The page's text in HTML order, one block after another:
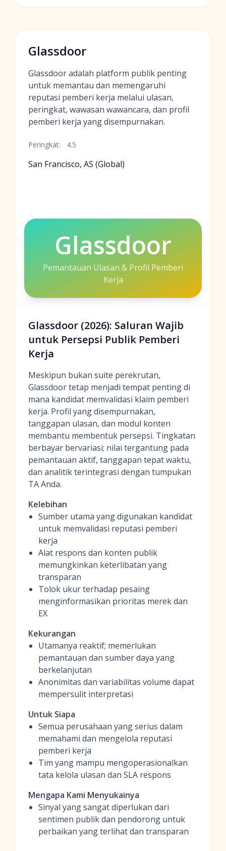
Glassdoor
Glassdoor adalah platform publik penting
untuk memantau dan memengaruhi
reputasi pemberi kerja melalui ulasan,
peringkat, wawasan wawancara, dan profil
pemberi kerja yang disempurnakan.
Peringkat: 4.5
San Francisco, AS (Global)
Glassdoor
Pemantauan Ulasan & Profil Pemberi
Kerja
Glassdoor (2026): Saluran Wajib
untuk Persepsi Publik Pemberi
Kerja
Meskipun bukan suite perekrutan,
Glassdoor tetap menjadi tempat penting di
mana kandidat memvalidasi klaim pemberi
kerja. Profil yang disempurnakan,
tanggapan ulasan, dan modul konten
membantu membentuk persepsi. Tingkatan
berbayar bervariasi; nilai tergantung pada
pemantauan aktif, tanggapan tepat waktu,
dan analitik terintegrasi dengan tumpukan
TA Anda.
Kelebihan
Sumber utama yang digunakan kandidat
untuk memvalidasi reputasi pemberi
kerja
Alat respons dan konten publik
memungkinkan keterlibatan yang
transparan
Tolok ukur terhadap pesaing
menginformasikan prioritas merek dan
EX
Kekurangan
Utamanya reaktif; memerlukan
pemantauan dan sumber daya yang
berkelanjutan
Anonimitas dan variabilitas volume dapat
mempersulit interpretasi
Untuk Siapa
Semua perusahaan yang serius dalam
memahami dan mengelola reputasi
pemberi kerja
Tim yang mampu mengoperasionalkan
tata kelola ulasan dan SLA respons
Mengapa Kami Menyukainya
Sinyal yang sangat diperlukan dari
sentimen publik dan pendorong untuk
perbaikan yang terlihat dan transparan